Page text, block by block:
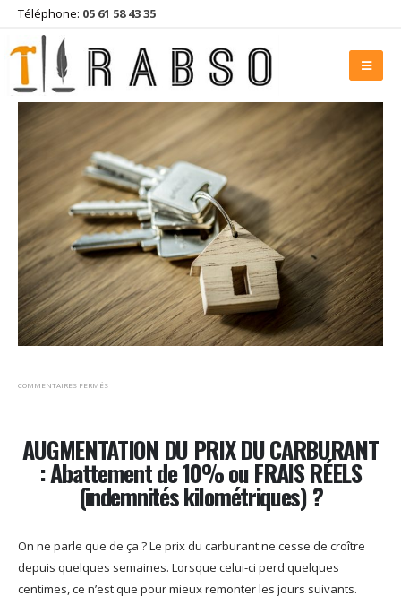
Téléphone: 05 61 58 43 35
COMMENTAIRES FERMÉS
AUGMENTATION DU PRIX DU CARBURANT
: Abattement de 10% ou FRAIS RÉELS
(indemnités kilométriques) ?
On ne parle que de ça ? Le prix du carburant ne cesse de croître
depuis quelques semaines. Lorsque celui-ci perd quelques
centimes, ce n’est que pour mieux remonter les jours suivants.